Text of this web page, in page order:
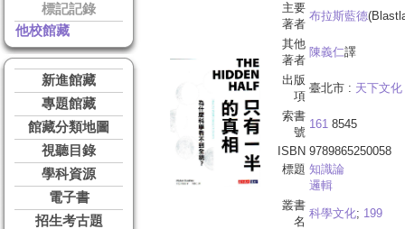
標記記錄
他校館藏
新進館藏
專題館藏
館藏分類地圖
視聽目錄
學科資源
電子書
招生考古題
主要
著者
布拉斯藍德
其他
著者
陳義仁譯
出版
項
臺北市 : 天下文化
索書
號
161 8545
ISBN 9789865250058
標題 知識論
邏輯
叢書
名
科學文化; 199